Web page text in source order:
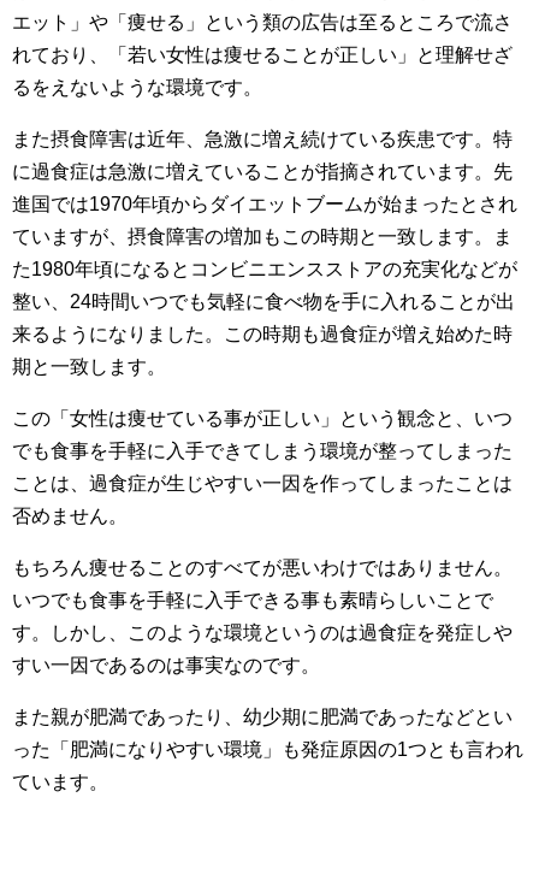
エット」や「痩せる」という類の広告は至るところで流さ
れており、「若い女性は痩せることが正しい」と理解せざ
るをえないような環境です。
また摂食障害は近年、急激に増え続けている疾患です。特
に過食症は急激に増えていることが指摘されています。先
進国では1970年頃からダイエットブームが始まったとされ
ていますが、摂食障害の増加もこの時期と一致します。ま
た1980年頃になるとコンビニエンスストアの充実化などが
整い、24時間いつでも気軽に食べ物を手に入れることが出
来るようになりました。この時期も過食症が増え始めた時
期と一致します。
この「女性は痩せている事が正しい」という観念と、いつ
でも食事を手軽に入手できてしまう環境が整ってしまった
ことは、過食症が生じやすい一因を作ってしまったことは
否めません。
もちろん痩せることのすべてが悪いわけではありません。
いつでも食事を手軽に入手できる事も素晴らしいことで
す。しかし、このような環境というのは過食症を発症しや
すい一因であるのは事実なのです。
また親が肥満であったり、幼少期に肥満であったなどとい
った「肥満になりやすい環境」も発症原因の1つとも言われ
ています。